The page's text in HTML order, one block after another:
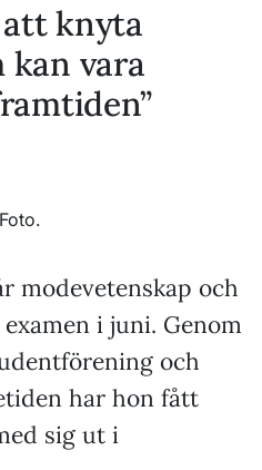
knyta
kan vara
modevetenskap och
i juni. Genom
och
har hon fått
sig ut i